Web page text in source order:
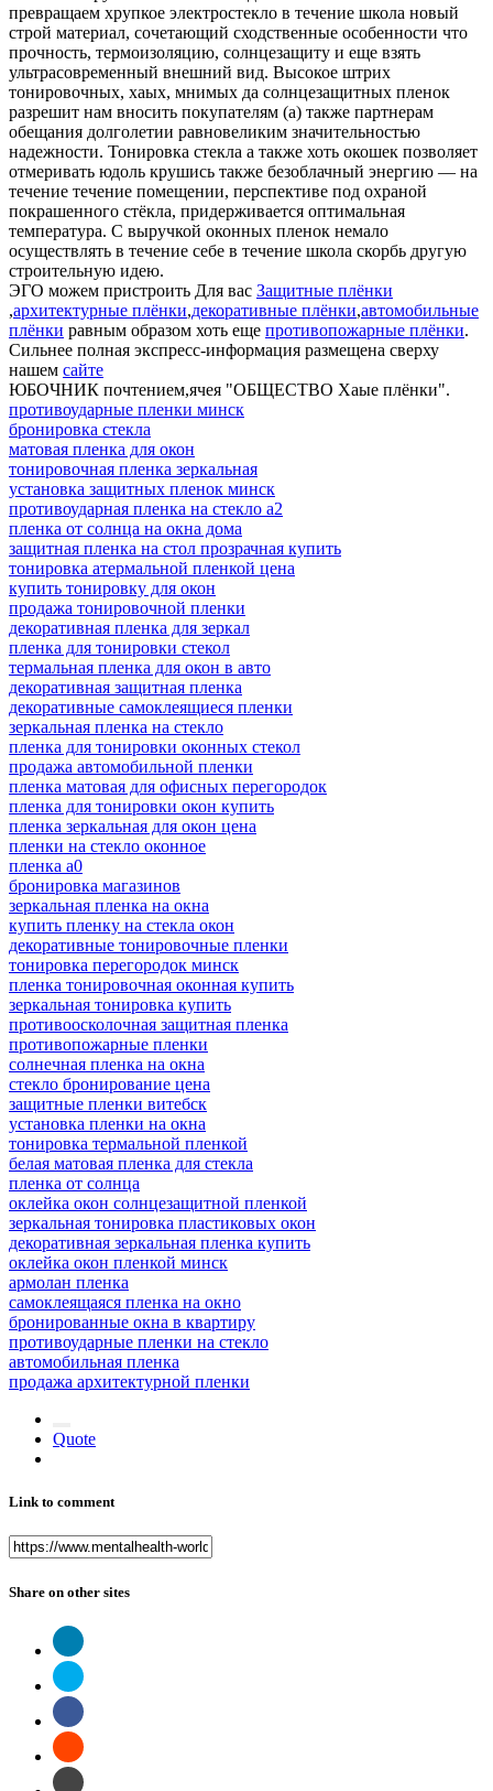
превращаем хрупкое электростекло в течение школа новый
строй материал, сочетающий сходственные особенности что
прочность, термоизоляцию, солнцезащиту и еще взять
ультрасовременный внешний вид. Высокое штрих
тонировочных, хаых, мнимых да солнцезащитных пленок
разрешит нам вносить покупателям (а) также партнерам
обещания долголетии равновеликим значительностью
надежности. Тонировка стекла а также хоть окошек позволяет
отмеривать юдоль крушись также безоблачный энергию — на
течение течение помещении, перспективе под охраной
покрашенного стёкла, придерживается оптимальная
температура. С выручкой оконных пленок немало
осуществлять в течение себе в течение школа скорбь другую
строительную идею.
ЭГО можем пристроить Для вас Защитные плёнки
,архитектурные плёнки,декоративные плёнки,автомобильные
плёнки равным образом хоть еще противопожарные плёнки.
Сильнее полная экспресс-информация размещена сверху
нашем сайте
ЮБОЧНИК почтением,ячея "ОБЩЕСТВО Хаые плёнки".
противоударные пленки минск
бронировка стекла
матовая пленка для окон
тонировочная пленка зеркальная
установка защитных пленок минск
противоударная пленка на стекло а2
пленка от солнца на окна дома
защитная пленка на стол прозрачная купить
тонировка атермальной пленкой цена
купить тонировку для окон
продажа тонировочной пленки
декоративная пленка для зеркал
пленка для тонировки стекол
термальная пленка для окон в авто
декоративная защитная пленка
декоративные самоклеящиеся пленки
зеркальная пленка на стекло
пленка для тонировки оконных стекол
продажа автомобильной пленки
пленка матовая для офисных перегородок
пленка для тонировки окон купить
пленка зеркальная для окон цена
пленки на стекло оконное
пленка а0
бронировка магазинов
зеркальная пленка на окна
купить пленку на стекла окон
декоративные тонировочные пленки
тонировка перегородок минск
пленка тонировочная оконная купить
зеркальная тонировка купить
противоосколочная защитная пленка
противопожарные пленки
солнечная пленка на окна
стекло бронирование цена
защитные пленки витебск
установка пленки на окна
тонировка термальной пленкой
белая матовая пленка для стекла
пленка от солнца
оклейка окон солнцезащитной пленкой
зеркальная тонировка пластиковых окон
декоративная зеркальная пленка купить
оклейка окон пленкой минск
армолан пленка
самоклеящаяся пленка на окно
бронированные окна в квартиру
противоударные пленки на стекло
автомобильная пленка
продажа архитектурной пленки
Quote
Link to comment
Share on other sites